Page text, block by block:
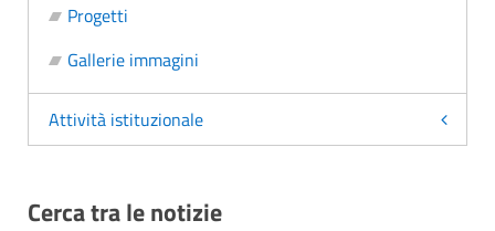
Progetti
Gallerie immagini
Attività istituzionale
Cerca tra le notizie